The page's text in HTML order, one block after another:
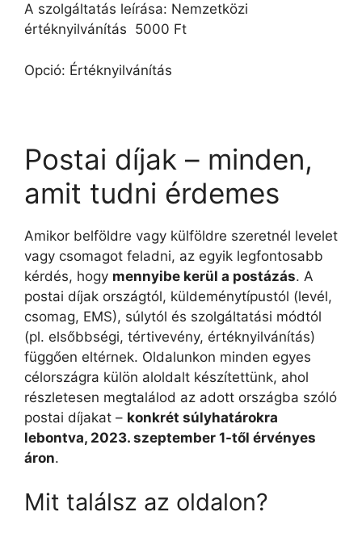
A szolgáltatás leírása: Nemzetközi
értéknyilvánítás  5000 Ft
Opció: Értéknyilvánítás
Postai díjak – minden,
amit tudni érdemes
Amikor belföldre vagy külföldre szeretnél levelet
vagy csomagot feladni, az egyik legfontosabb
kérdés, hogy mennyibe kerül a postázás. A
postai díjak országtól, küldeménytípustól (levél,
csomag, EMS), súlytól és szolgáltatási módtól
(pl. elsőbbségi, tértivevény, értéknyilvánítás)
függően eltérnek. Oldalunkon minden egyes
célországra külön aloldalt készítettünk, ahol
részletesen megtalálod az adott országba szóló
postai díjakat – konkrét súlyhatárokra
lebontva, 2023. szeptember 1-től érvényes
áron.
Mit találsz az oldalon?